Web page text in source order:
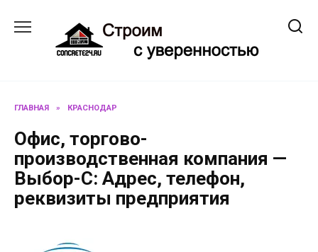
содержанию
ГЛАВНАЯ » КРАСНОДАР
Офис, торгово-
производственная компания —
Выбор-С: Адрес, телефон,
реквизиты предприятия